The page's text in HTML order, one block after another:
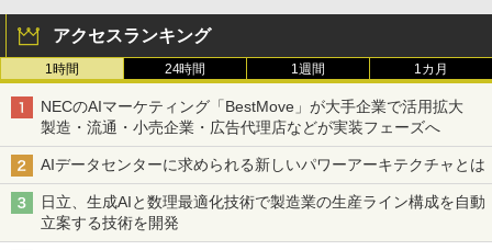
アクセスランキング
1時間 24時間 1週間 1カ月
NECのAIマーケティング「BestMove」が大手企業で活用拡大
製造・流通・小売企業・広告代理店などが実装フェーズへ
AIデータセンターに求められる新しいパワーアーキテクチャとは
日立、生成AIと数理最適化技術で製造業の生産ライン構成を自動
立案する技術を開発